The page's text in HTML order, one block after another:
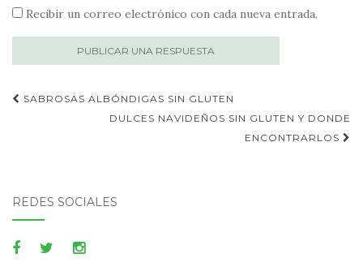
Recibir un correo electrónico con cada nueva entrada.
Publica
navegación
SABROSAS ALBÓNDIGAS SIN GLUTEN
DULCES NAVIDEÑOS SIN GLUTEN Y DONDE
ENCONTRARLOS
REDES SOCIALES